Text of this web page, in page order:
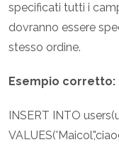
specificati tutti i
dovranno essere
stesso ordine.
Esempio corretto:
INSERT INTO